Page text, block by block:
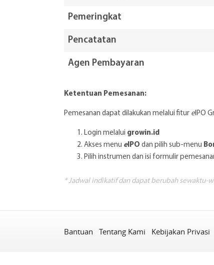
Pemeringkat
Pencatatan
Agen Pembayaran
Ketentuan Pemesanan:
Pemesanan dapat dilakukan melalui fitur eIPO
Login melalui growin.id
Akses menu eIPO dan pilih sub-menu
Pilih instrumen dan isi formulir
* Jadwal indikatif dan dapat berubah sewaktu-
Bantuan Tentang Kami Kebijakan Privasi